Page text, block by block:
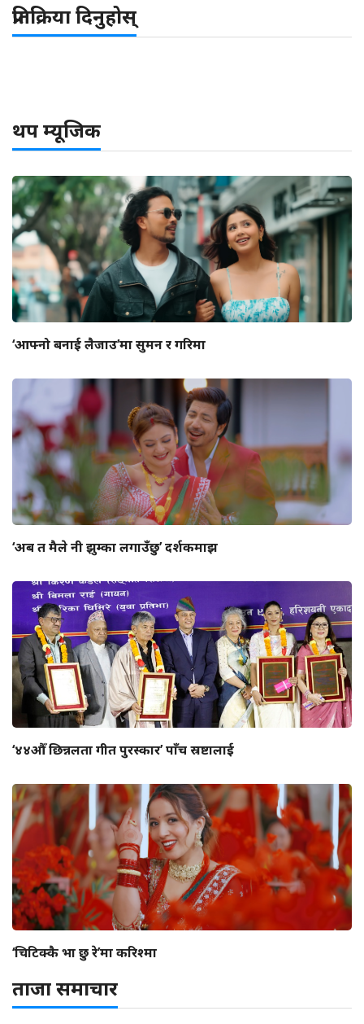
प्रतिक्रिया दिनुहोस्
थप म्यूजिक
‘आफ्नो बनाई लैजाउ’मा सुमन र गरिमा
‘अब त मैले नी झुम्का लगाउँछु’ दर्शकमाझ
‘४४औँ छिन्नलता गीत पुरस्कार’ पाँच स्रष्टालाई
‘चिटिक्कै भा छु रे’मा करिश्मा
ताजा समाचार